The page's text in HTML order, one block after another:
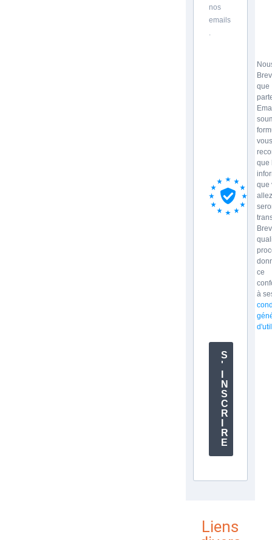
nos
emails
.
que
vous
que
que
ce
à
S
'
N
S
C
R
R
E
Liens